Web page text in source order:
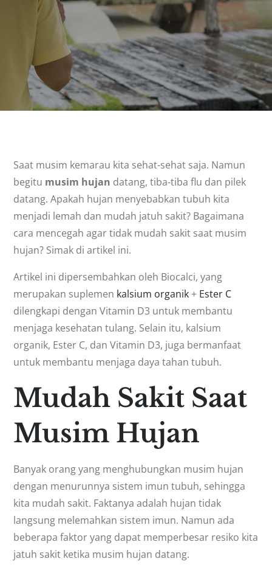
Saat musim kemarau kita sehat-sehat saja. Namun
begitu musim hujan datang, tiba-tiba flu dan pilek
datang. Apakah hujan menyebabkan tubuh kita
menjadi lemah dan mudah jatuh sakit? Bagaimana
cara mencegah agar tidak mudah sakit saat musim
hujan? Simak di artikel ini.
Artikel ini dipersembahkan oleh Biocalci, yang
merupakan suplemen kalsium organik+ Ester C
dilengkapi dengan Vitamin D3 untuk membantu
menjaga kesehatan tulang. Selain itu, kalsium
organik, Ester C, dan Vitamin D3, juga bermanfaat
untuk membantu menjaga daya tahan tubuh.
Mudah Sakit Saat
Musim Hujan
Banyak orang yang menghubungkan musim hujan
dengan menurunnya sistem imun tubuh, sehingga
kita mudah sakit. Faktanya adalah hujan tidak
langsung melemahkan sistem imun. Namun ada
beberapa faktor yang dapat memperbesar resiko kita
jatuh sakit ketika musim hujan datang.